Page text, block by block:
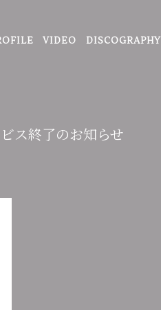
VIDEO DISCOGRAPHY
ス終了のお知らせ